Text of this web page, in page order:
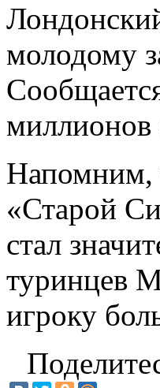
молодому
миллионов
Напомним,
«Старой
стал
туринцев
игроку